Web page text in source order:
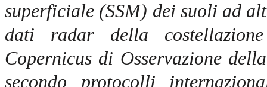
superficiale (SSM) dei suoli ad
dati radar della
Copernicus di Osservazione
secondo protocolli